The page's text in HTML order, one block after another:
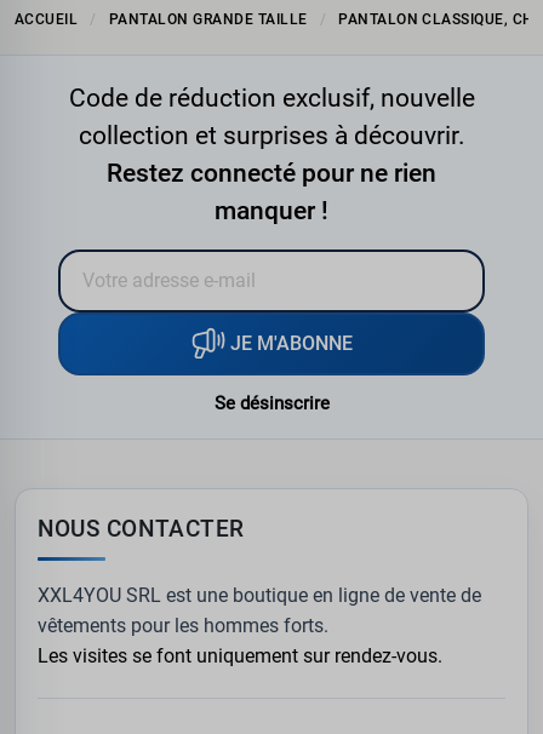
ACCUEIL PANTALON GRANDE TAILLE PANTALON CLASSIQUE,
Code de réduction exclusif, nouvelle
collection et surprises à découvrir.
Restez connecté pour ne rien
manquer !
JE M'ABONNE
Se désinscrire
NOUS CONTACTER
XXL4YOU SRL est une boutique en ligne de vente de
vêtements pour les hommes forts.
Les visites se font uniquement sur rendez-vous.